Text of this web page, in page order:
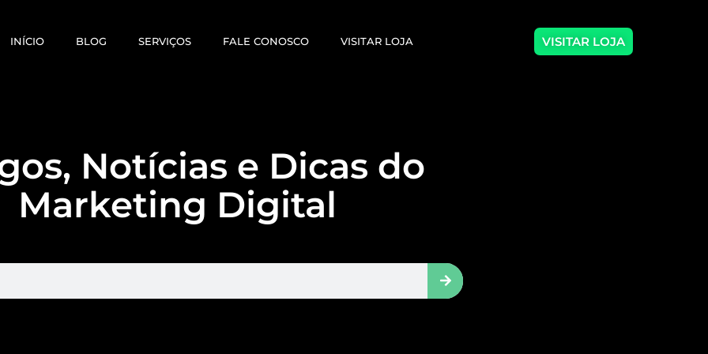
INÍCIO BLOG SERVIÇOS FALE CONOSCO VISITAR LOJA VISITAR LOJA
Notícias e Dicas do
Marketing Digital